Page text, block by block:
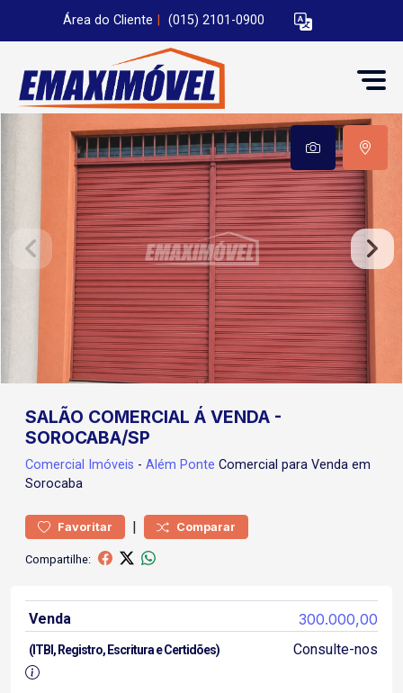
Área do Cliente (015) 2101-0900
SALÃO COMERCIAL Á VENDA -
SOROCABA/SP
Comercial Imóveis - Além Ponte Comercial para Venda em
Sorocaba
Favoritar | Comparar
Compartilhe:
Venda 300.000,00
(ITBI, Registro, Escritura e Certidões) Consulte-nos